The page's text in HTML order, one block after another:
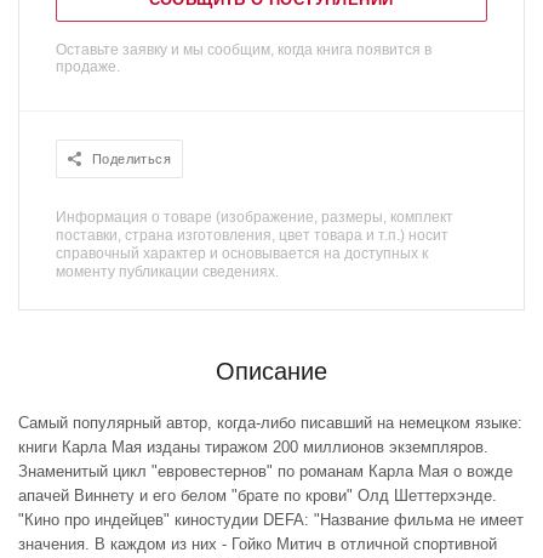
Оставьте заявку и мы сообщим, когда книга появится в
продаже.
Поделиться
Информация о товаре (изображение, размеры, комплект
поставки, страна изготовления, цвет товара и т.п.) носит
справочный характер и основывается на доступных к
моменту публикации сведениях.
Описание
Самый популярный автор, когда-либо писавший на немецком языке:
книги Карла Мая изданы тиражом 200 миллионов экземпляров.
Знаменитый цикл "евровестернов" по романам Карла Мая о вожде
апачей Виннету и его белом "брате по крови" Олд Шеттерхэнде.
"Кино про индейцев" киностудии DEFA: "Название фильма не имеет
значения. В каждом из них - Гойко Митич в отличной спортивной